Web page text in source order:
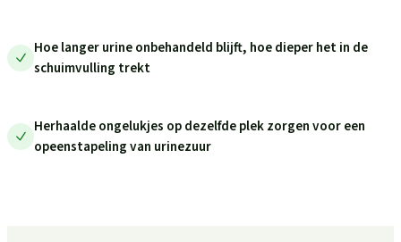
Hoe langer urine onbehandeld blijft, hoe dieper het in de
schuimvulling trekt
Herhaalde ongelukjes op dezelfde plek zorgen voor een
opeenstapeling van urinezuur